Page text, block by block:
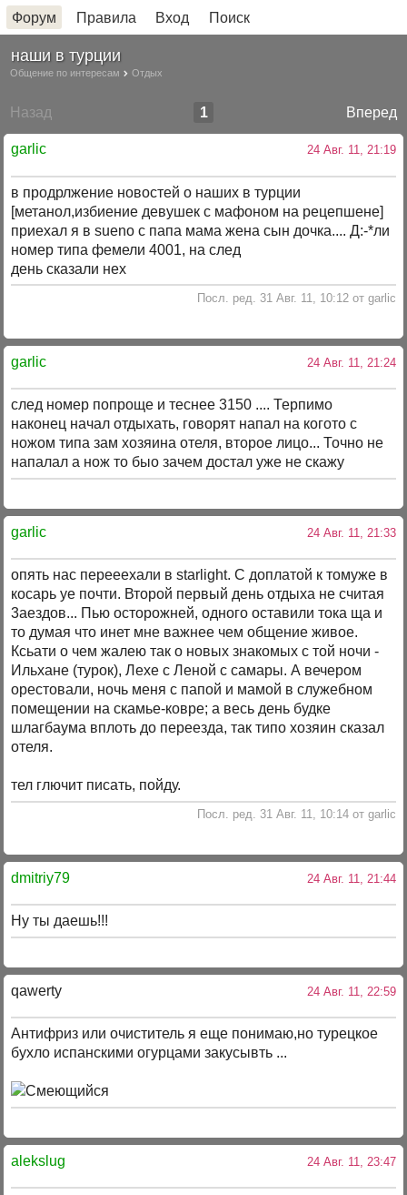
Форум Правила Вход Поиск
наши в турции
Общение по интересам Отдых
Назад Вперед
1
garlic 24 Авг. 11, 21:19
в продрлжение новостей о наших в турции
[метанол,избиение девушек с мафоном на рецепшене]
приехал я в sueno с папа мама жена сын дочка.... Д:-*ли
номер типа фемели 4001, на след
день сказали нех
Посл. ред. 31 Авг. 11, 10:12 от garlic
garlic 24 Авг. 11, 21:24
след номер попроще и теснее 3150 .... Терпимо
наконец начал отдыхать, говорят напал на когото с
ножом типа зам хозяина отеля, второе лицо... Точно не
напалал а нож то быо зачем достал уже не скажу
garlic 24 Авг. 11, 21:33
опять нас перееехали в starlight. С доплатой к томуже в
косарь уе почти. Второй первый день отдыха не считая
3аездов... Пью осторожней, одного оставили тока ща и
то думая что инет мне важнее чем общение живое.
Ксьати о чем жалею так о новых знакомых с той ночи -
Ильхане (турок), Лехе с Леной с самары. А вечером
орестовали, ночь меня с папой и мамой в служебном
помещении на скамье-ковре; а весь день будке
шлагбаума вплоть до переезда, так типо хозяин сказал
отеля.
тел глючит писать, пойду.
Посл. ред. 31 Авг. 11, 10:14 от garlic
dmitriy79 24 Авг. 11, 21:44
Ну ты даешь!!!
qawerty 24 Авг. 11, 22:59
Антифриз или очиститель я еще понимаю,но турецкое
бухло испанскими огурцами закусывть ...
alekslug 24 Авг. 11, 23:47